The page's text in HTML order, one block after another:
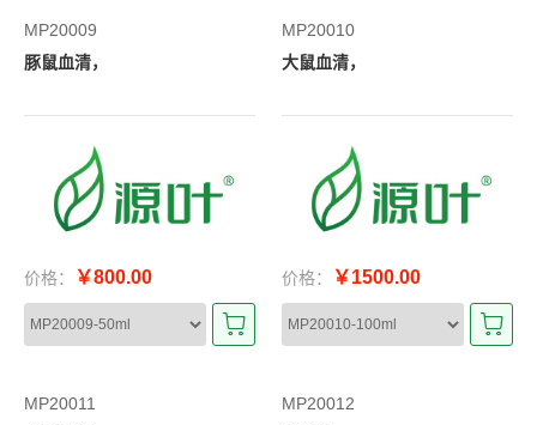
MP20009
豚鼠血清，
价格： ￥800.00
MP20010
大鼠血清，
价格： ￥1500.00
MP20011
MP20012